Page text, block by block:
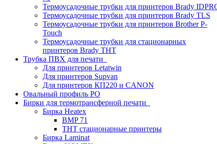
Термоусадочные трубки для принтеров Brady
Термоусадочные трубки для принтеров Brady TLS
Термоусадочные трубки для принтеров Brother P-
Touch
Термоусадочные трубки для стационарных
принтеров Brady THT
Трубка ПВХ для печати
Для принтеров Letatwin
Для принтеров Supvan
Для принтеров КП220 и CANON
Овальный профиль PO
Бирки для термотрансферной печати
Бирка Heatex
BMP 71
THT стационарные принтеры
Бирка Laminat